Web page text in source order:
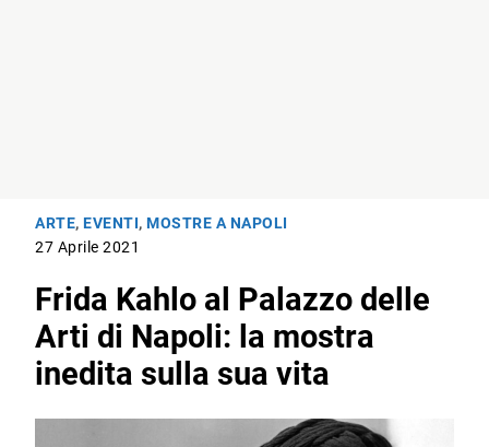
ARTE,EVENTI,MOSTRE A NAPOLI
27 Aprile 2021
Frida Kahlo al Palazzo delle
Arti di Napoli: la mostra
inedita sulla sua vita